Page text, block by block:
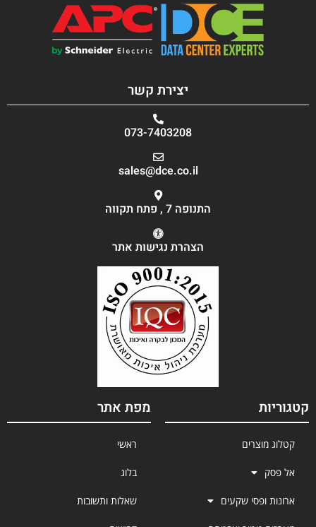
יצירת קשר
073-7403208
sales@dce.co.il
התנופה 7 , פתח תקווה
הצהרת נגישות אתר
קטגוריות
קטלוג מוצרים
אל פסק
ארונות ופסי שקעים
מפת אתר
ראשי
בלוג
שאלות ותשובות